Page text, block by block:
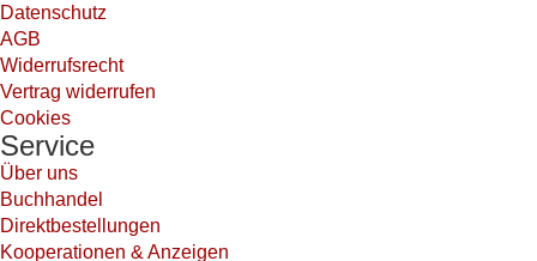
Datenschutz
AGB
Widerrufsrecht
Vertrag widerrufen
Cookies
Service
Über uns
Buchhandel
Direktbestellungen
Kooperationen & Anzeigen